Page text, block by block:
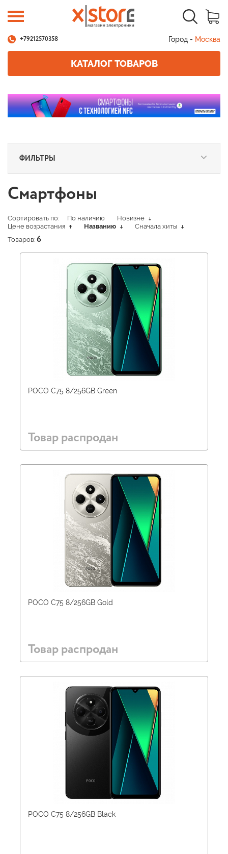
+79212570358 Город - Москва
КАТАЛОГ ТОВАРОВ
ФИЛЬТРЫ
Смартфоны
Сортировать по: По наличию
Новизне
Цене возрастания
Названию
Сначала хиты
Товаров: 6
POCO C75 8/256GB Green
Товар распродан
POCO C75 8/256GB Gold
Товар распродан
POCO C75 8/256GB Black